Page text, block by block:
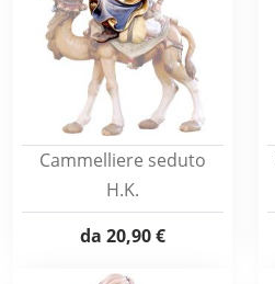
Cammelliere seduto
H.K.
da 20,90 €